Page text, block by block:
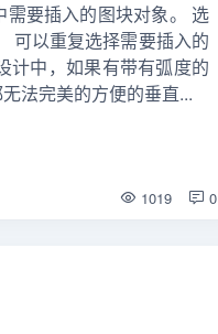
需要插入的图块对象。 选
可以重复选择需要插入的
计中，如果有带有弧度的
法完美的方便的垂直...
1019 0